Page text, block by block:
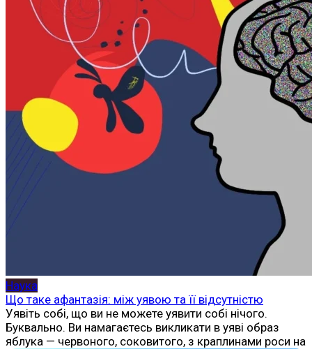
Наука
Що таке афантазія: між уявою та її відсутністю
Уявіть собі, що ви не можете уявити собі нічого.
Буквально. Ви намагаєтесь викликати в уяві образ
яблука — червоного, соковитого, з краплинами роси на